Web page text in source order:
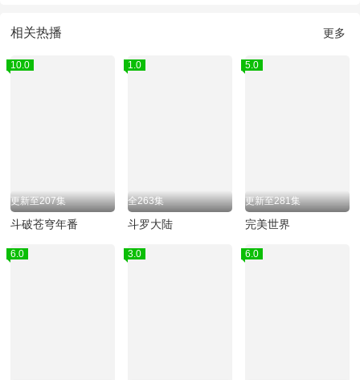
相关热播 更多
10.0
更新至207集
斗破苍穹年番
1.0
全263集
斗罗大陆
5.0
更新至281集
完美世界
6.0 3.0 6.0